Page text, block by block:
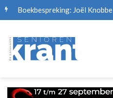
Boekbespreking: Joël Knobbe